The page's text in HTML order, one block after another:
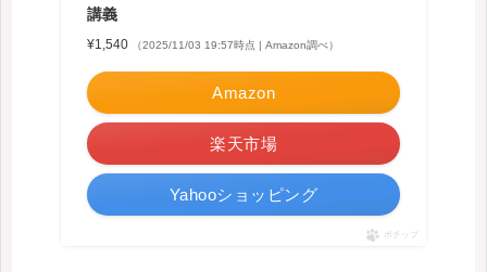
講義
¥1,540 （2025/11/03 19:57時点 | Amazon調べ）
Amazon
楽天市場
Yahooショッピング
ポチップ